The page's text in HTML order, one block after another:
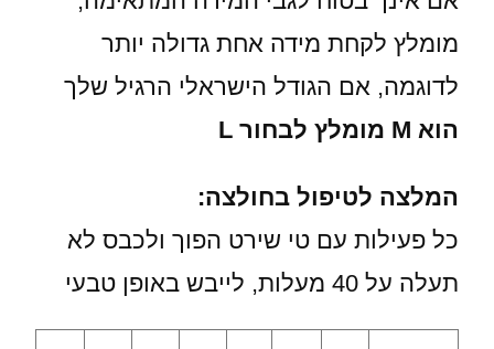
מומלץ לקחת מידה אחת גדולה יותר
לדוגמה, אם הגודל הישראלי הרגיל שלך
הוא M מומלץ לבחור L
המלצה לטיפול בחולצה:
כל פעילות עם טי שירט הפוך ולכבס לא
תעלה על 40 מעלות, לייבש באופן טבעי